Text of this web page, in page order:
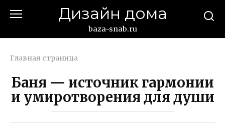
Дизайн дома
baza-snab.ru
Главная страница
Баня — источник гармонии
и умиротворения для души